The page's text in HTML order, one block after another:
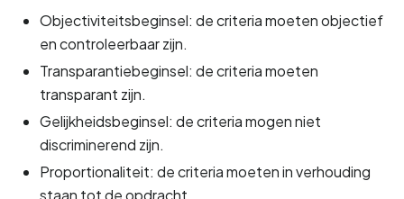
Objectiviteitsbeginsel: de criteria moeten objectief
en controleerbaar zijn.
Transparantiebeginsel: de criteria moeten
transparant zijn.
Gelijkheidsbeginsel: de criteria mogen niet
discriminerend zijn.
Proportionaliteit: de criteria moeten in verhouding
staan tot de opdracht.